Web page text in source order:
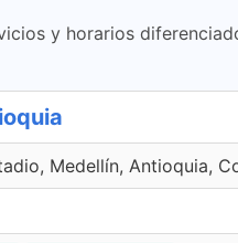
y horarios
Medellín, Antioquia,